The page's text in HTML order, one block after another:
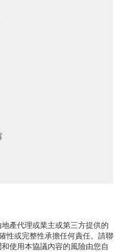
產代理或業主或第三方提供的
性或完整性承擔任何責任。請聯
使用本協議內容的風險由您自